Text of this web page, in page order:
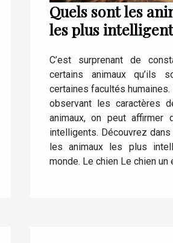
Quels sont les
les plus
C’est surprenant de
certains animaux qu’ils
certaines facultés humaines.
observant les caractères
animaux, on peut affirmer
intelligents. Découvrez
les animaux les plus
monde. Le chien Le chien un